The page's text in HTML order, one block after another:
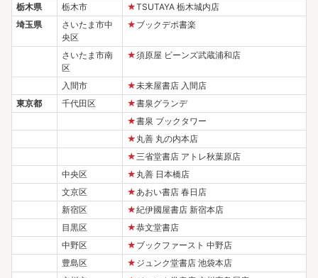
栃木県
栃木市 ★TSUTAYA 栃木城内店
埼玉県
さいたま市中
央区
★ ブックデポ書楽
さいたま市南
区
★須原屋 ビーンズ武蔵浦和店
入間市 ★未来屋書店 入間店
東京都
千代田区 ★書泉グランデ
★書泉 ブックタワー
★ 丸善 丸の内本店
★ 三省堂書店 アトレ秋葉原店
中央区
★ 丸善 日本橋店
文京区
★ あおい書店 春日店
新宿区
★紀伊國屋書店 新宿本店
目黒区
★恭文堂書店
中野区
★ ブックファースト 中野店
豊島区
★ ジュンク堂書店 池袋本店